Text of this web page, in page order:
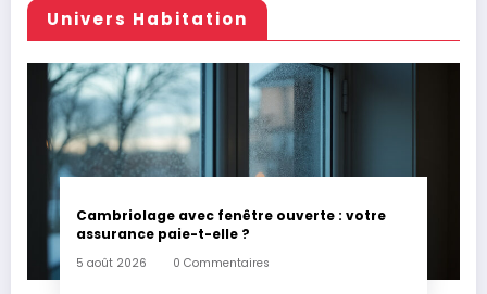
Univers Habitation
Cambriolage avec fenêtre ouverte : votre
assurance paie-t-elle ?
5 août 2026 0 Commentaires